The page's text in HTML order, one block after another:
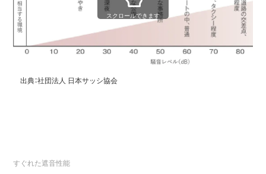
スクロールできます
出典：社団法人 日本サッシ協会
すぐれた遮音性能